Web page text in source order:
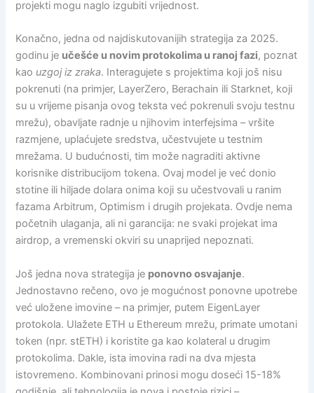
projekti mogu naglo izgubiti vrijednost.
Konačno, jedna od najdiskutovanijih strategija za 2025.
godinu je učešće u novim protokolima u ranoj fazi, poznat
kao uzgoj iz zraka. Interagujete s projektima koji još nisu
pokrenuti (na primjer, LayerZero, Berachain ili Starknet, koji
su u vrijeme pisanja ovog teksta već pokrenuli svoju testnu
mrežu), obavljate radnje u njihovim interfejsima – vršite
razmjene, uplaćujete sredstva, učestvujete u testnim
mrežama. U budućnosti, tim može nagraditi aktivne
korisnike distribucijom tokena. Ovaj model je već donio
stotine ili hiljade dolara onima koji su učestvovali u ranim
fazama Arbitrum, Optimism i drugih projekata. Ovdje nema
početnih ulaganja, ali ni garancija: ne svaki projekat ima
airdrop, a vremenski okviri su unaprijed nepoznati.
Još jedna nova strategija je ponovno osvajanje.
Jednostavno rečeno, ovo je mogućnost ponovne upotrebe
već uložene imovine – na primjer, putem EigenLayer
protokola. Ulažete ETH u Ethereum mrežu, primate umotani
token (npr. stETH) i koristite ga kao kolateral u drugim
protokolima. Dakle, ista imovina radi na dva mjesta
istovremeno. Kombinovani prinosi mogu doseći 15-18%